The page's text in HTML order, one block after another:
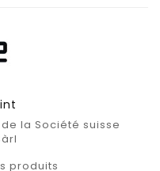
la Société suisse
produits